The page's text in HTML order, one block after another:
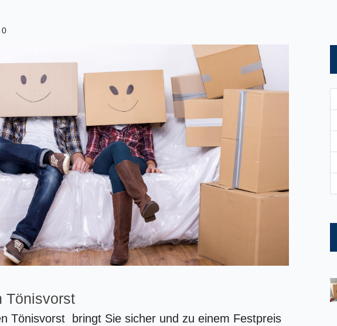
0
Tönisvorst
Tönisvorst bringt Sie sicher und zu einem Festpreis